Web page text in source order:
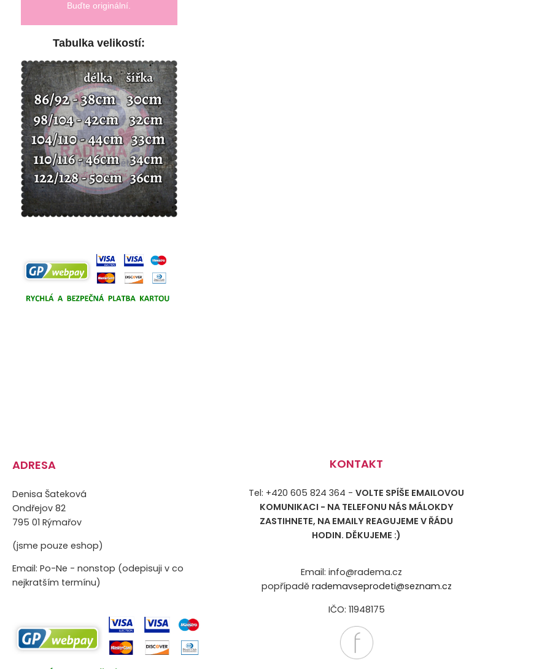
Buďte originální.
Tabulka velikostí:
ADRESA
Denisa Šateková
Ondřejov 82
795 01 Rýmařov
(jsme pouze eshop)
Email: Po-Ne - nonstop (odepisuji v co
nejkratším termínu)
KONTAKT
Tel: +420 605 824 364 -VOLTE SPÍŠE EMAILOVOU
KOMUNIKACI - NA TELEFONU NÁS MÁLOKDY
ZASTIHNETE, NA EMAILY REAGUJEME V ŘÁDU
HODIN. DĚKUJEME :)
Email: info@radema.cz
popřípadě rademavseprodeti@seznam.cz
IČO: 11948175